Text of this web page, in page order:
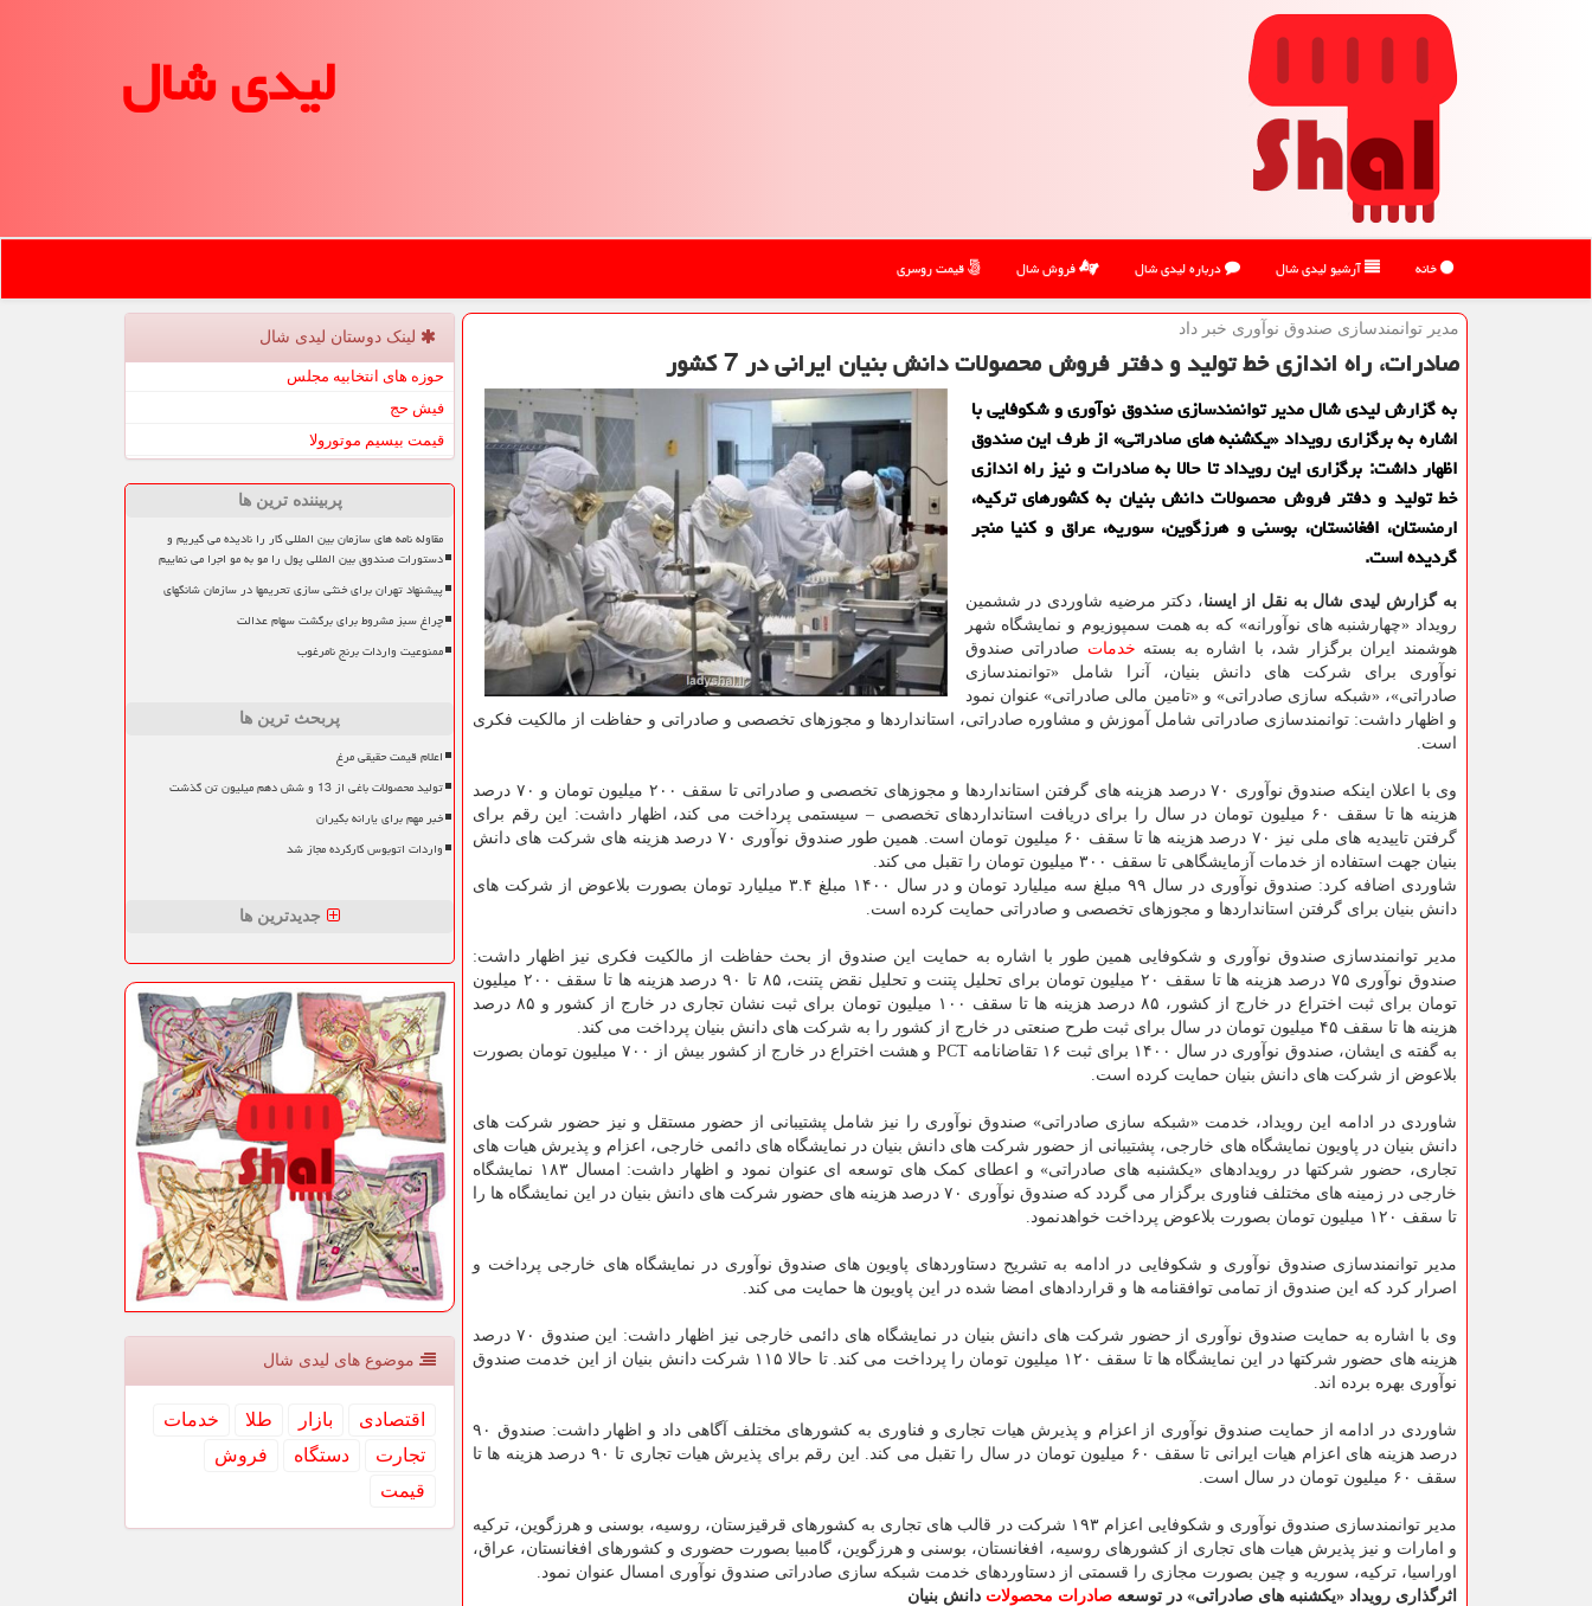
لیدی شال
خانه آرشیو لیدی شال درباره لیدی شال فروش شال قیمت روسری
مدیر توانمندسازی صندوق نوآوری خبر داد
صادرات، راه اندازی خط تولید و دفتر فروش محصولات دانش بنیان ایرانی در 7 کشور
به گزارش لیدی شال مدیر توانمندسازی صندوق نوآوری و شکوفایی با
اشاره به برگزاری رویداد «یکشنبه های صادراتی» از طرف این صندوق
اظهار داشت: برگزاری این رویداد تا حالا به صادرات و نیز راه اندازی
خط تولید و دفتر فروش محصولات دانش بنیان به کشورهای ترکیه،
ارمنستان، افغانستان، بوسنی و هرزگوین، سوریه، عراق و کنیا منجر
گردیده است.
به گزارش لیدی شال به نقل از ایسنا، دکتر مرضیه شاوردی در ششمین
رویداد «چهارشنبه های نوآورانه» که به همت سمپوزیوم و نمایشگاه شهر
هوشمند ایران برگزار شد، با اشاره به بسته خدمات صادراتی صندوق
نوآوری برای شرکت های دانش بنیان، آنرا شامل «توانمندسازی
صادراتی»، «شبکه سازی صادراتی» و «تامین مالی صادراتی» عنوان نمود
و اظهار داشت: توانمندسازی صادراتی شامل آموزش و مشاوره صادراتی، استانداردها و مجوزهای تخصصی و صادراتی و حفاظت از مالکیت فکری
است.
وی با اعلان اینکه صندوق نوآوری ۷۰ درصد هزینه های گرفتن استانداردها و مجوزهای تخصصی و صادراتی تا سقف ۲۰۰ میلیون تومان و ۷۰ درصد
هزینه ها تا سقف ۶۰ میلیون تومان در سال را برای دریافت استانداردهای تخصصی – سیستمی پرداخت می کند، اظهار داشت: این رقم برای
گرفتن تاییدیه های ملی نیز ۷۰ درصد هزینه ها تا سقف ۶۰ میلیون تومان است. همین طور صندوق نوآوری ۷۰ درصد هزینه های شرکت های دانش
بنیان جهت استفاده از خدمات آزمایشگاهی تا سقف ۳۰۰ میلیون تومان را تقبل می کند.
شاوردی اضافه کرد: صندوق نوآوری در سال ۹۹ مبلغ سه میلیارد تومان و در سال ۱۴۰۰ مبلغ ۳.۴ میلیارد تومان بصورت بلاعوض از شرکت های
دانش بنیان برای گرفتن استانداردها و مجوزهای تخصصی و صادراتی حمایت کرده است.
مدیر توانمندسازی صندوق نوآوری و شکوفایی همین طور با اشاره به حمایت این صندوق از بحث حفاظت از مالکیت فکری نیز اظهار داشت:
صندوق نوآوری ۷۵ درصد هزینه ها تا سقف ۲۰ میلیون تومان برای تحلیل پتنت و تحلیل نقض پتنت، ۸۵ تا ۹۰ درصد هزینه ها تا سقف ۲۰۰ میلیون
تومان برای ثبت اختراع در خارج از کشور، ۸۵ درصد هزینه ها تا سقف ۱۰۰ میلیون تومان برای ثبت نشان تجاری در خارج از کشور و ۸۵ درصد
هزینه ها تا سقف ۴۵ میلیون تومان در سال برای ثبت طرح صنعتی در خارج از کشور را به شرکت های دانش بنیان پرداخت می کند.
به گفته ی ایشان، صندوق نوآوری در سال ۱۴۰۰ برای ثبت ۱۶ تقاضانامه PCT و هشت اختراع در خارج از کشور بیش از ۷۰۰ میلیون تومان بصورت
بلاعوض از شرکت های دانش بنیان حمایت کرده است.
شاوردی در ادامه این رویداد، خدمت «شبکه سازی صادراتی» صندوق نوآوری را نیز شامل پشتیبانی از حضور مستقل و نیز حضور شرکت های
دانش بنیان در پاویون نمایشگاه های خارجی، پشتیبانی از حضور شرکت های دانش بنیان در نمایشگاه های دائمی خارجی، اعزام و پذیرش هیات های
تجاری، حضور شرکتها در رویدادهای «یکشنبه های صادراتی» و اعطای کمک های توسعه ای عنوان نمود و اظهار داشت: امسال ۱۸۳ نمایشگاه
خارجی در زمینه های مختلف فناوری برگزار می گردد که صندوق نوآوری ۷۰ درصد هزینه های حضور شرکت های دانش بنیان در این نمایشگاه ها را
تا سقف ۱۲۰ میلیون تومان بصورت بلاعوض پرداخت خواهدنمود.
مدیر توانمندسازی صندوق نوآوری و شکوفایی در ادامه به تشریح دستاوردهای پاویون های صندوق نوآوری در نمایشگاه های خارجی پرداخت و
اصرار کرد که این صندوق از تمامی توافقنامه ها و قراردادهای امضا شده در این پاویون ها حمایت می کند.
وی با اشاره به حمایت صندوق نوآوری از حضور شرکت های دانش بنیان در نمایشگاه های دائمی خارجی نیز اظهار داشت: این صندوق ۷۰ درصد
هزینه های حضور شرکتها در این نمایشگاه ها تا سقف ۱۲۰ میلیون تومان را پرداخت می کند. تا حالا ۱۱۵ شرکت دانش بنیان از این خدمت صندوق
نوآوری بهره برده اند.
شاوردی در ادامه از حمایت صندوق نوآوری از اعزام و پذیرش هیات تجاری و فناوری به کشورهای مختلف آگاهی داد و اظهار داشت: صندوق ۹۰
درصد هزینه های اعزام هیات ایرانی تا سقف ۶۰ میلیون تومان در سال را تقبل می کند. این رقم برای پذیرش هیات تجاری تا ۹۰ درصد هزینه ها تا
سقف ۶۰ میلیون تومان در سال است.
مدیر توانمندسازی صندوق نوآوری و شکوفایی اعزام ۱۹۳ شرکت در قالب های تجاری به کشورهای قرقیزستان، روسیه، بوسنی و هرزگوین، ترکیه
و امارات و نیز پذیرش هیات های تجاری از کشورهای روسیه، افغانستان، بوسنی و هرزگوین، گامبیا بصورت حضوری و کشورهای افغانستان، عراق،
اوراسیا، ترکیه، سوریه و چین بصورت مجازی را قسمتی از دستاوردهای خدمت شبکه سازی صادراتی صندوق نوآوری امسال عنوان نمود.
اثرگذاری رویداد «یکشنبه های صادراتی» در توسعه صادرات محصولات دانش بنیان
لینک دوستان لیدی شال
حوزه های انتخابیه مجلس
فیش حج
قیمت بیسیم موتورولا
پربیننده ترین ها
مقاوله نامه های سازمان بین المللی کار را نادیده می گیریم و
دستورات صندوق بین المللی پول را مو به مو اجرا می نماییم
پیشنهاد تهران برای خنثی سازی تحریمها در سازمان شانگهای
چراغ سبز مشروط برای برگشت سهام عدالت
ممنوعیت واردات برنج نامرغوب
پربحث ترین ها
اعلام قیمت حقیقی مرغ
تولید محصولات باغی از 13 و شش دهم میلیون تن گذشت
خبر مهم برای یارانه بگیران
واردات اتوبوس کارکرده مجاز شد
جدیدترین ها
موضوع های لیدی شال
اقتصادی بازار طلا
خدمات
تجارت
دستگاه
فروش
قیمت